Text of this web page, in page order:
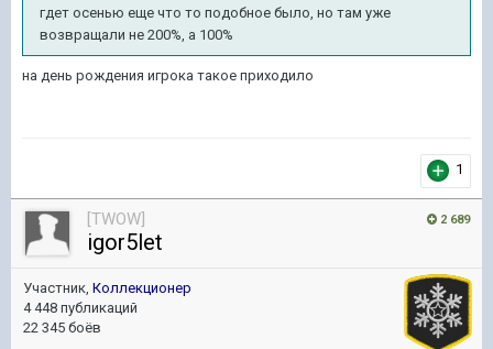
гдет осенью еще что то подобное было, но там уже
возвращали не 200%, а 100%
на день рождения игрока такое приходило
1
2 689
[TWOW]
igor5let
Участник, Коллекционер
4 448 публикаций
22 345 боёв